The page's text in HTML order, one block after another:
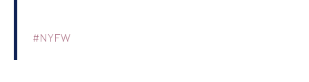
#NYFW